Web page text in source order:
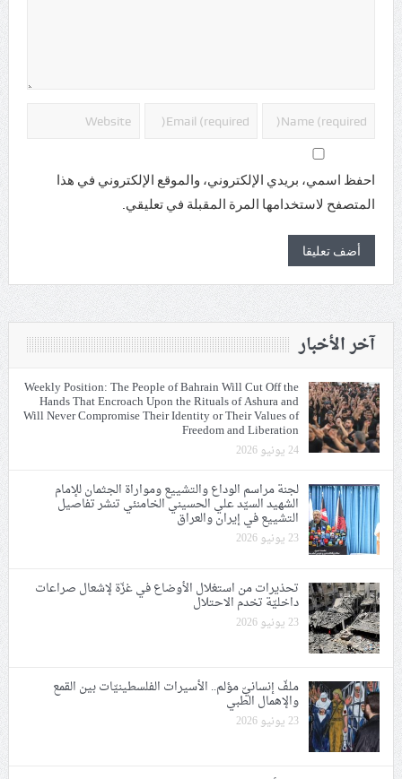
احفظ اسمي، بريدي الإلكتروني، والموقع الإلكتروني في هذا
المتصفح لاستخدامها المرة المقبلة في تعليقي.
آخر الأخبار
Weekly Position: The People of Bahrain Will Cut Off the
Hands That Encroach Upon the Rituals of Ashura and
Will Never Compromise Their Identity or Their Values of
Freedom and Liberation
24 يونيو 2026
لجنة مراسم الوداع والتشييع ومواراة الجثمان للإمام
الشهيد السيّد علي الحسيني الخامنئي تنشر تفاصيل
التشييع في إيران والعراق
23 يونيو 2026
تحذيرات من استغلال الأوضاع في غزّة لإشعال صراعات
داخليّة تخدم الاحتلال
23 يونيو 2026
ملفّ إنسانيّ مؤلم.. الأسيرات الفلسطينيّات بين القمع
والإهمال الطبي
23 يونيو 2026